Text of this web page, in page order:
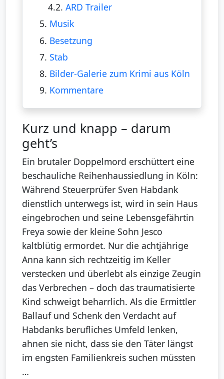
4.2.ARD Trailer
5. Musik
6. Besetzung
7. Stab
8. Bilder-Galerie zum Krimi aus Köln
9. Kommentare
Kurz und knapp – darum
geht’s
Ein brutaler Doppelmord erschüttert eine
beschauliche Reihenhaussiedlung in Köln:
Während Steuerprüfer Sven Habdank
dienstlich unterwegs ist, wird in sein Haus
eingebrochen und seine Lebensgefährtin
Freya sowie der kleine Sohn Jesco
kaltblütig ermordet. Nur die achtjährige
Anna kann sich rechtzeitig im Keller
verstecken und überlebt als einzige Zeugin
das Verbrechen – doch das traumatisierte
Kind schweigt beharrlich. Als die Ermittler
Ballauf und Schenk den Verdacht auf
Habdanks berufliches Umfeld lenken,
ahnen sie nicht, dass sie den Täter längst
im engsten Familienkreis suchen müssten
…